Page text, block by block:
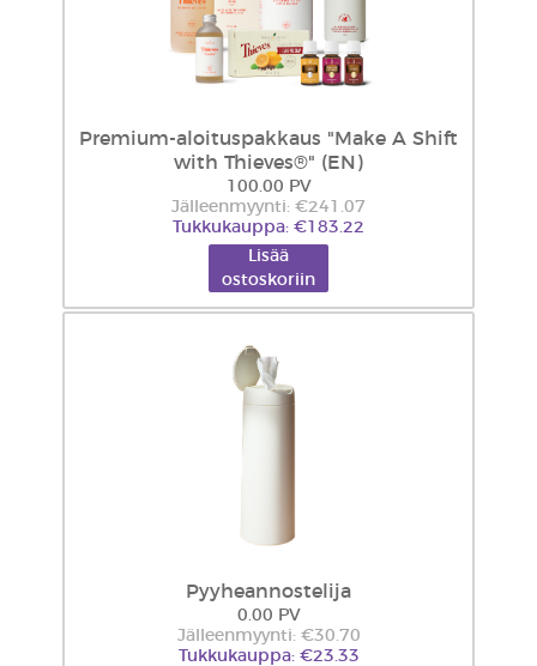
Premium-aloituspakkaus "Make A Shift
with Thieves®" (EN)
100.00 PV
Jälleenmyynti: €241.07
Tukkukauppa: €183.22
Lisää
ostoskoriin
Pyyheannostelija
0.00 PV
Jälleenmyynti: €30.70
Tukkukauppa: €23.33